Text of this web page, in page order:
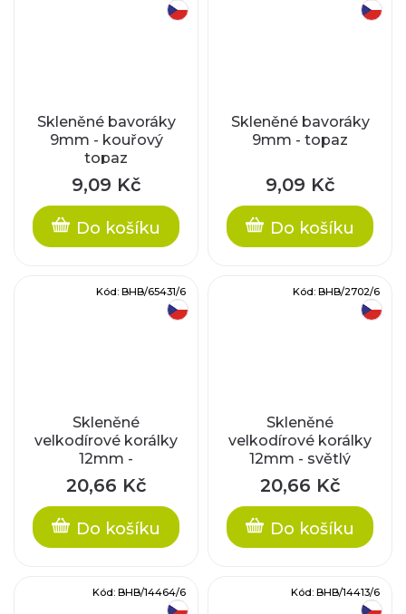
Skleněné bavoráky
9mm - kouřový
topaz
9,09 Kč
Do košíku
Skleněné bavoráky
9mm - topaz
9,09 Kč
Do košíku
Skleněné
velkodírové korálky
12mm -
krystal/zelený
pokov
20,66 Kč
Do košíku
Kód: BHB/65431/6
Skleněné
velkodírové korálky
12mm - světlý
ametyst/stříbrný
průtah
20,66 Kč
Do košíku
Kód: BHB/2702/6
Kód: BHB/14464/6 Kód: BHB/14413/6